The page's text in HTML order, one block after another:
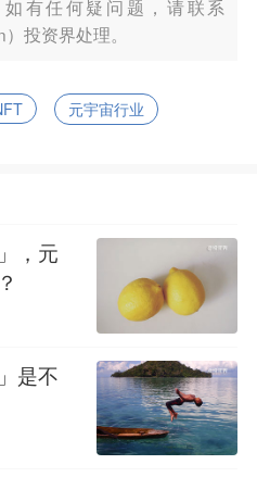
有任何疑问题，请联系
投资界处理。
元宇宙行业
，元
是不